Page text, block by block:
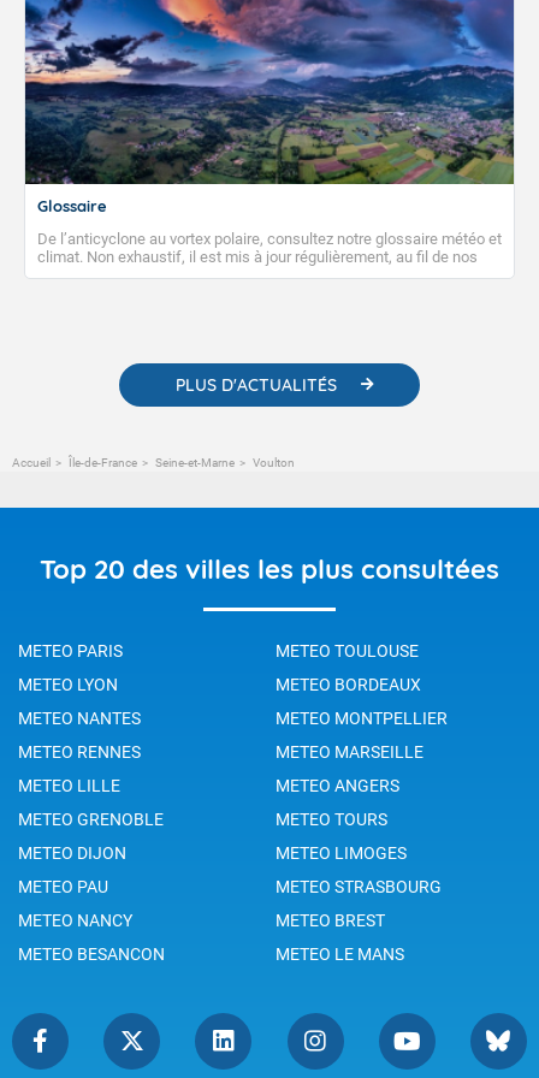
Glossaire
De l’anticyclone au vortex polaire, consultez notre glossaire météo et
climat. Non exhaustif, il est mis à jour régulièrement, au fil de nos
publications. Vous y trouverez également des liens utiles vers nos
PLUS D'ACTUALITÉS
Accueil Île-de-France Seine-et-Marne Voulton
Top 20 des villes les plus consultées
METEO PARIS
METEO TOULOUSE
METEO LYON
METEO BORDEAUX
METEO NANTES
METEO MONTPELLIER
METEO RENNES
METEO MARSEILLE
METEO LILLE
METEO ANGERS
METEO GRENOBLE
METEO TOURS
METEO DIJON
METEO LIMOGES
METEO PAU
METEO STRASBOURG
METEO NANCY
METEO BREST
METEO BESANCON
METEO LE MANS